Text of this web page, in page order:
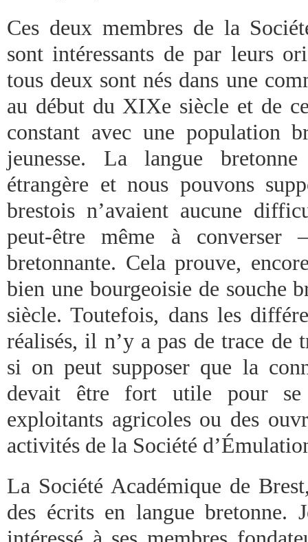
Ces deux membres de la
sont intéressants de par leurs
tous deux sont nés dans une
au début du XIXe siècle et de
constant avec une population
jeunesse. La langue
étrangère et nous pouvons
brestois n’avaient aucune
peut-être même à converser
bretonnante. Cela prouve,
bien une bourgeoisie de souche
siècle. Toutefois, dans les
réalisés, il n’y a pas de trace de
si on peut supposer que la
devait être fort utile pour se
exploitants agricoles ou des
activités de la Société
La Société Académique de
des écrits en langue bretonne.